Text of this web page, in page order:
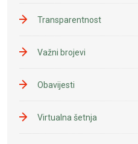
Transparentnost
Važni brojevi
Obavijesti
Virtualna šetnja